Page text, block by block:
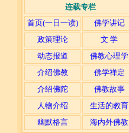
连载专栏
首页(一日一读)
佛学讲记
政策理论
文 学
动态报道
佛教心理学
介绍佛教
佛学禅定
介绍佛陀
佛教故事
人物介绍
生活的教育
幽默格言
海内外佛教